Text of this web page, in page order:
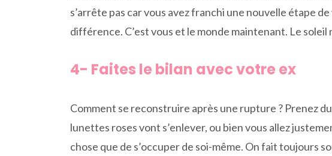
s’arrête pas car vous avez franchi une nouvelle étape
différence. C’est vous et le monde maintenant. Le
4- Faites le bilan avec votre ex
Comment se reconstruire après une rupture ? Prenez
lunettes roses vont s’enlever, ou bien vous allez
chose que de s’occuper de soi-même. On fait toujours